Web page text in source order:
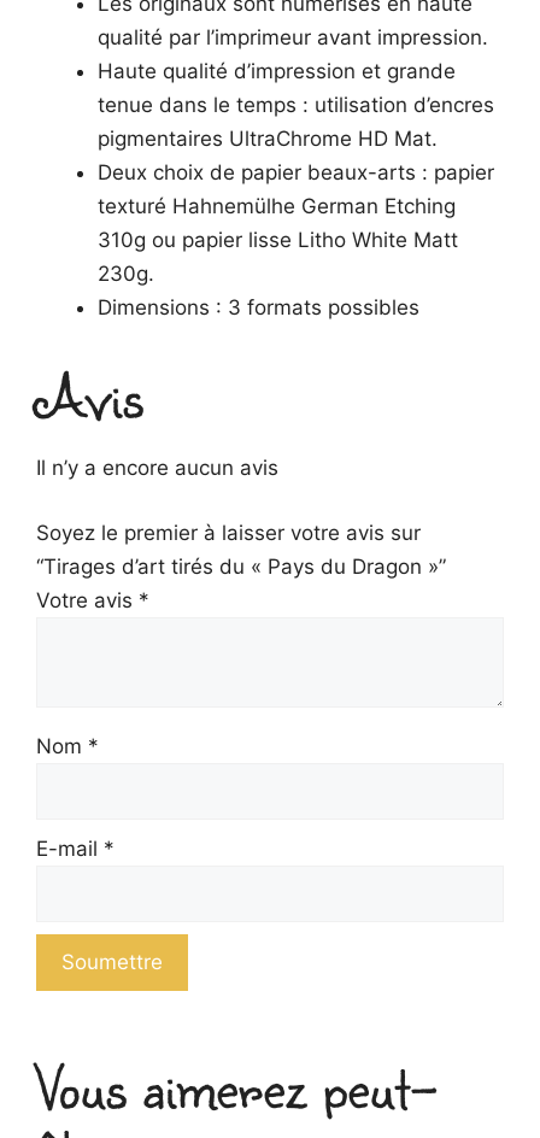
Dragon"
qualité par l’imprimeur avant impression.
Haute qualité d’impression et grande
tenue dans le temps : utilisation d’encres
pigmentaires UltraChrome HD Mat.
Deux choix de papier beaux-arts : papier
texturé Hahnemülhe German Etching
310g ou papier lisse Litho White Matt
230g.
Dimensions : 3 formats possibles
Avis
Il n’y a encore aucun avis
Soyez le premier à laisser votre avis sur
“Tirages d’art tirés du « Pays du Dragon »”
Votre avis *
Nom *
E-mail *
Vous aimerez peut-